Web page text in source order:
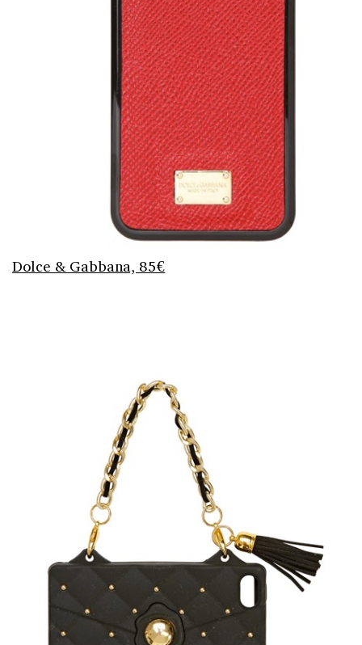
Dolce & Gabbana, 85€